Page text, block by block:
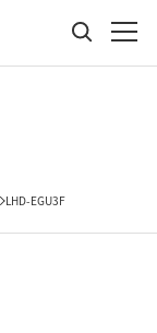
LHD-EGU3F